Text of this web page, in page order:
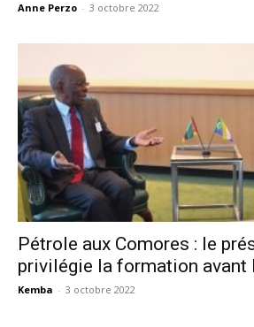
Anne Perzo - 3 octobre 2022
Pétrole aux Comores : le
privilégie la formation avant
Kemba - 3 octobre 2022